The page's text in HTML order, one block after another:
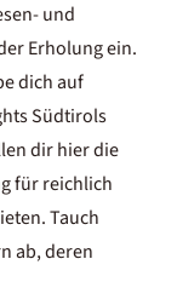
und
Erholung ein.
dich auf
Südtirols
dir hier die
für reichlich
Tauch
ab, deren